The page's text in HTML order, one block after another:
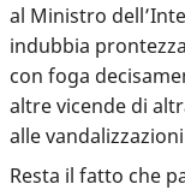
al Ministro
indubbia
con foga
altre vicende di
alle
Resta il fatto che